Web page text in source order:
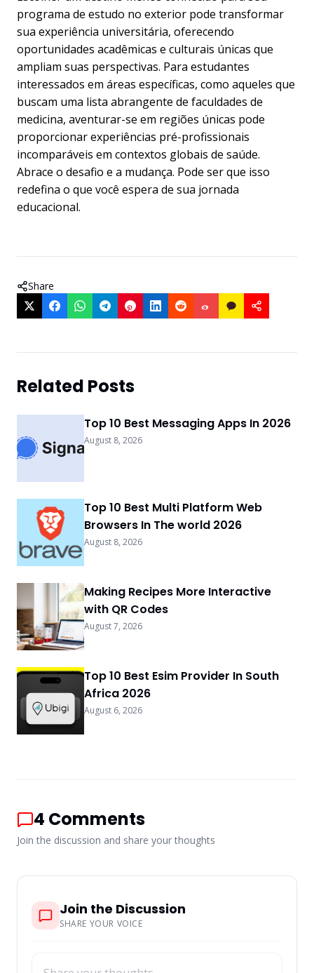
programa de estudo no exterior pode transformar
sua experiência universitária, oferecendo
oportunidades acadêmicas e culturais únicas que
ampliam suas perspectivas. Para estudantes
interessados em áreas específicas, como aqueles que
buscam uma lista abrangente de faculdades de
medicina, aventurar-se em regiões únicas pode
proporcionar experiências pré-profissionais
incomparáveis em contextos globais de saúde.
Abrace o desafio e a mudança. Pode ser que isso
redefina o que você espera de sua jornada
educacional.
Share
Related Posts
Top 10 Best Messaging Apps In 2026
August 8, 2026
Top 10 Best Multi Platform Web
Browsers In The world 2026
August 8, 2026
Making Recipes More Interactive
with QR Codes
August 7, 2026
Top 10 Best Esim Provider In South
Africa 2026
August 6, 2026
4 Comments
Join the discussion and share your thoughts
Join the Discussion
SHARE YOUR VOICE